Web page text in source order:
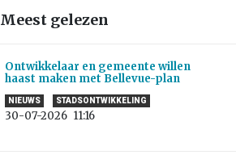
Meest gelezen
Ontwikkelaar en gemeente willen
haast maken met Bellevue-plan
NIEUWS STADSONTWIKKELING
30-07-2026 11:16